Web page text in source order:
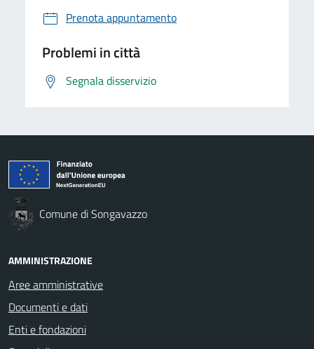
Prenota appuntamento
Problemi in città
Segnala disservizio
Comune di Songavazzo
AMMINISTRAZIONE
Aree amministrative
Documenti e dati
Enti e fondazioni